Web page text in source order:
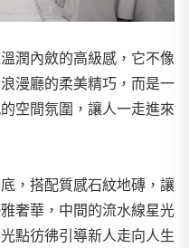
潤內斂的高級感，它不像
漫廳的柔美精巧，而是一
空間氛圍，讓人一走進來
，搭配質感石紋地磚，讓
奢華，中間的流水線星光
點彷彿引導新人走向人生